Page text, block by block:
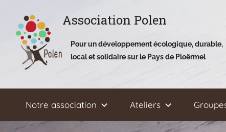
contenu
Association Polen
Pour un développement écologique, durable,
local et solidaire sur le Pays de Ploërmel
Notre association Ateliers